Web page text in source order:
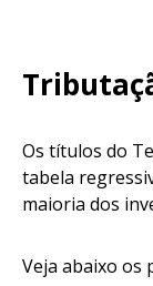
Os títulos do
tabela
maioria dos
Veja abaixo os